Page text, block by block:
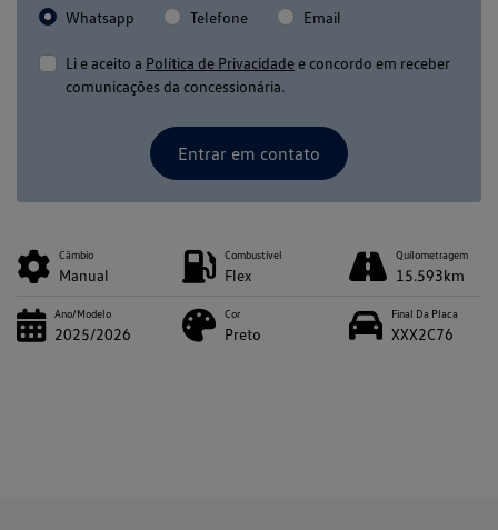
Whatsapp
Telefone Email
Li e aceito a Política de Privacidade e concordo em receber
comunicações da concessionária.
Entrar em contato
Câmbio
Manual
Combustível
Flex
Quilometragem
15.593km
Ano/Modelo
2025/2026
Cor
Preto
Final Da Placa
XXX2C76